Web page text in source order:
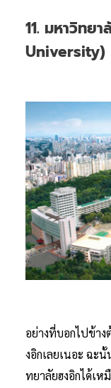
11. มหาวิทย
University)
อย่างที่บอกไปข้า
งอิกเลยเนอะ ฉะ
ทยาลัยฮงอิกได้เห